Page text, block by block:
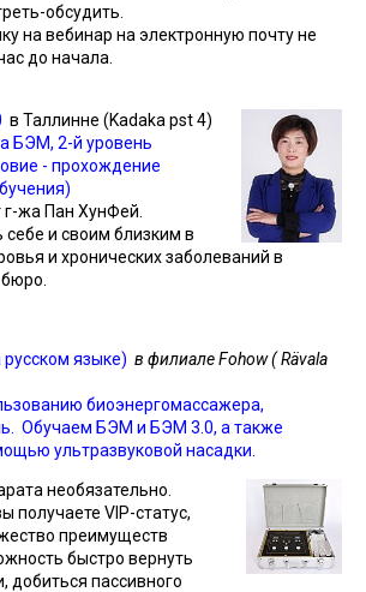
обсудить.
на вебинар на электронную почту не
до начала.
в Таллинне (Kadaka pst 4)
БЭМ, 2-й уровень
- прохождение
жа Пан ХунФей.
и своим близким в
и хронических заболеваний в
русском языке) в филиале Fohow ( Rävala
биоэнергомассажера,
Обучаем БЭМ и БЭМ 3.0, а также
ультразвуковой насадки.
необязательно.
получаете VIP-статус,
преимуществ
быстро вернуть
добиться пассивного